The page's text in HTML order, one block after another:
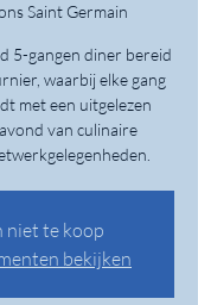
Saint Germain
5-gangen diner bereid
waarbij elke gang
met een uitgelezen
van culinaire
niet te koop
bekijken